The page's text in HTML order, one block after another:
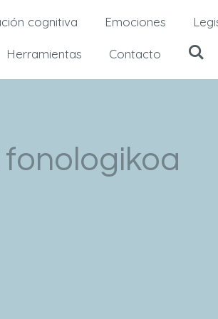
cognitiva Emociones
Herramientas Contacto
fonologikoa